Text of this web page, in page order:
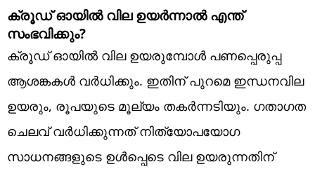
ക്രൂഡ് ഓയില്‍ വില ഉയര്‍ന്നാല്‍ എന്ത്
സംഭവിക്കും?
ക്രൂഡ് ഓയില്‍ വില ഉയരുമ്പോള്‍ പണപ്പെരുപ്പ
ആശങ്കകള്‍ വര്‍ധിക്കും. ഇതിന് പുറമെ ഇന്ധനവില
ഉയരും, രൂപയുടെ മൂല്യം തകര്‍ന്നടിയും. ഗതാഗത
ചെലവ് വര്‍ധിക്കുന്നത് നിത്യോപയോഗ
സാധനങ്ങളുടെ ഉള്‍പ്പെടെ വില ഉയരുന്നതിന്